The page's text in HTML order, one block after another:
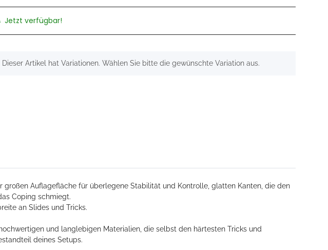
Jetzt verfügbar!
xDieser Artikel hat Variationen. Wählen Sie bitte die gewünschte Variation aus.
Auflagefläche für überlegene Stabilität und Kontrolle, glatten Kanten, die den
Coping schmiegt.
an Slides und Tricks.
und langlebigen Materialien, die selbst den härtesten Tricks und
deines Setups.